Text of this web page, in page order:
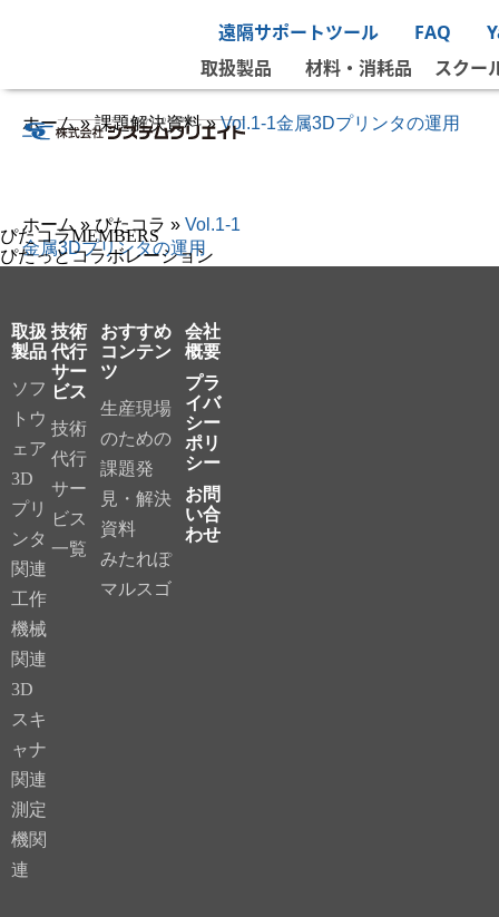
遠隔サポートツール FAQ
取扱製品
材料・消耗品 スクー
ホーム»課題解決資料»Vol.1-1金属3Dプリンタの運用
ホーム » ぴたコラ » Vol.1-1
金属3Dプリンタの運用
ぴたコラMEMBERS
ぴたっとコラボレーション
取扱
製品
ソフ
トウ
ェア
3D
プリ
ンタ
関連
工作
機械
関連
3D
スキ
ャナ
関連
測定
機関
連
技術
代行
サー
ビス
技術
代行
サー
ビス
一覧
おすすめ
コンテン
ツ
生産現場
のための
課題発
見・解決
資料
みたれぽ
マルスゴ
会社
概要
プラ
イバ
シー
ポリ
シー
お問
い合
わせ